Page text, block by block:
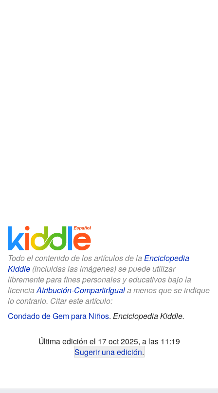
Todo el contenido de los artículos de la Enciclopedia
Kiddle (incluidas las imágenes) se puede utilizar
libremente para fines personales y educativos bajo la
licenciaAtribución-CompartirIguala menos que se indique
lo contrario. Citar este artículo:
Condado de Gem para Niños. Enciclopedia Kiddle.
Última edición el 17 oct 2025, a las 11:19
Sugerir una edición.